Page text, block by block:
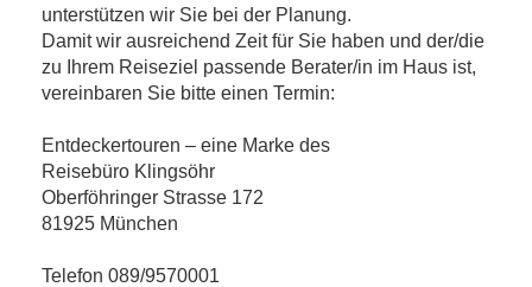
unterstützen wir Sie bei der Planung.
Damit wir ausreichend Zeit für Sie haben und der/die
zu Ihrem Reiseziel passende Berater/in im Haus ist,
vereinbaren Sie bitte einen Termin:
Entdeckertouren – eine Marke des
Reisebüro Klingsöhr
Oberföhringer Strasse 172
81925 München
Telefon 089/9570001